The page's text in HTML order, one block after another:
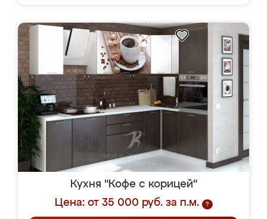
Кухня "Кофе с корицей"
Цена: от 35 000 руб. за п.м.
?